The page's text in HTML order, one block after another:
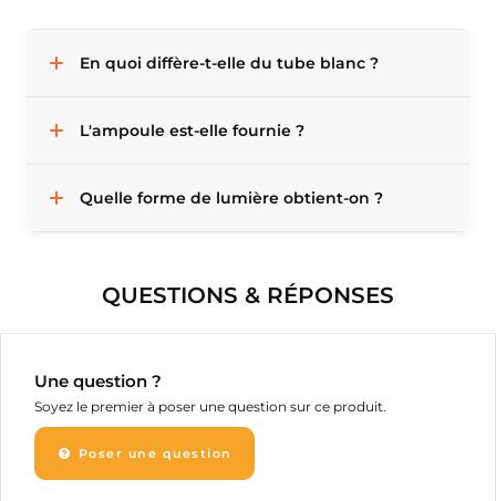
En quoi diffère-t-elle du tube blanc ?
L'ampoule est-elle fournie ?
Quelle forme de lumière obtient-on ?
QUESTIONS & RÉPONSES
Une question ?
Soyez le premier à poser une question sur ce produit.
Poser une question